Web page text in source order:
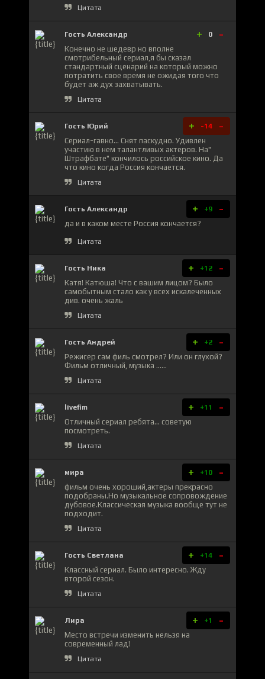
Цитата
Гость Александр + 0 -
Конечно не шедевр но вполне
смотрибельный сериал,я бы сказал
стандартный сценарий на который можно
потратить свое время не ожидая того что
будет аж дух захватывать.
Цитата
Гость Юрий + -14 -
Сериал-гавно... Снят паскудно. Удивлен
участию в нем талантливых актеров. На"
Штрафбате" кончилось российское кино. Да
что кино когда Россия кончается.
Цитата
Гость Александр + +9 -
да и в каком месте Россия кончается?
Цитата
Гость Ника + +12 -
Катя! Катюша! Что с вашим лицом? Было
самобытным стало как у всех искалеченных
див. очень жаль
Цитата
Гость Андрей + +2 -
Режисер сам филь смотрел? Или он глухой?
Фильм отличный, музыка ......
Цитата
livefim + +11 -
Отличный сериал ребята... советую
посмотреть.
Цитата
мира + +10 -
фильм очень хороший,актеры прекрасно
подобраны.Но музыкальное сопровождение
дубовое.Классическая музыка вообще тут не
подходит.
Цитата
Гость Светлана + +14 -
Классный сериал. Было интересно. Жду
второй сезон.
Цитата
Лира + +1 -
Место встречи изменить нельзя на
современный лад!
Цитата